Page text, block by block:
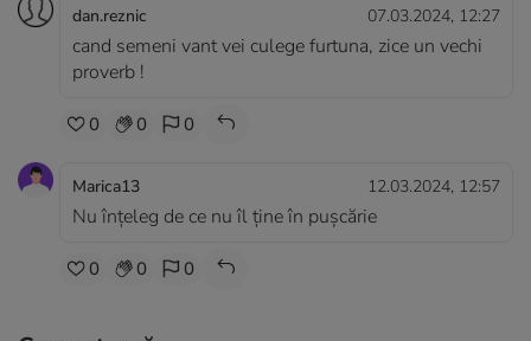
dan.reznic 07.03.2024, 12:27
cand semeni vant vei culege furtuna, zice un vechi
proverb !
0 0 0
Marica13 12.03.2024, 12:57
Nu înțeleg de ce nu îl ține în pușcărie
0 0 0